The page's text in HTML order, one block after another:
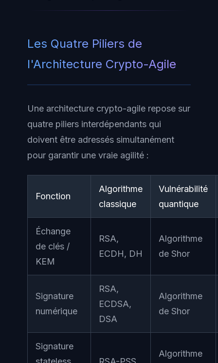
Les Quatre Piliers de
l'Architecture Crypto-Agile
Une architecture crypto-agile repose sur
quatre piliers interdépendants qui
doivent être adressés simultanément
pour garantir une vraie agilité :
Fonction
Algorithme
classique
Vulnérabilité
quantique
Échange
de clés /
KEM
RSA,
ECDH, DH
Algorithme
de Shor
Signature
numérique
RSA,
ECDSA,
DSA
Algorithme
de Shor
Signature
Algorithme